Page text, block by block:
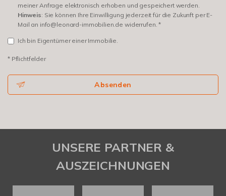
meiner Anfrage elektronisch erhoben und gespeichert werden.
Hinweis: Sie können Ihre Einwilligung jederzeit für die Zukunft per E-
Mail an info@leonard-immobilien.de widerrufen. *
Ich bin Eigentümer einer Immobilie.
* Pflichtfelder
Absenden
UNSERE PARTNER &
AUSZEICHNUNGEN